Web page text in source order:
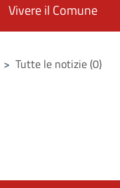
Vivere il Comune
> Tutte le notizie (0)